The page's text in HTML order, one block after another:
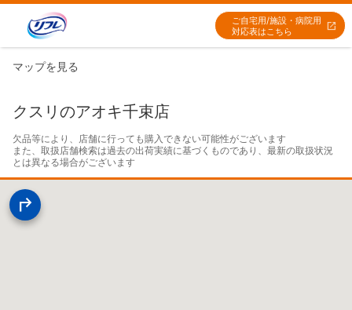
ご自宅用/施設・病院用
対応表はこちら
マップを見る
クスリのアオキ千束店
欠品等により、店舗に行っても購入できない可能性がございます
また、取扱店舗検索は過去の出荷実績に基づくものであり、最新の取扱状況
とは異なる場合がございます